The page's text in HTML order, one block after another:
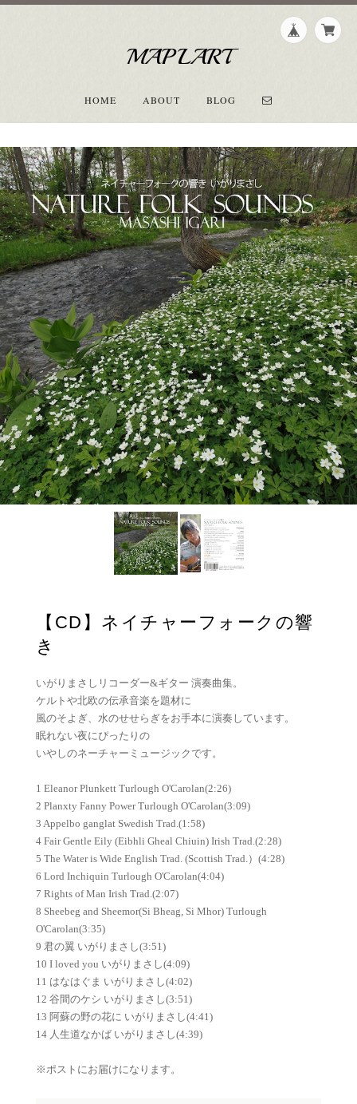
MAPLART
HOME ABOUT BLOG
【CD】ネイチャーフォークの響
き
いがりまさしリコーダー&ギター 演奏曲集。
ケルトや北欧の伝承音楽を題材に
風のそよぎ、水のせせらぎをお手本に演奏しています。
眠れない夜にぴったりの
いやしのネーチャーミュージックです。
1 Eleanor Plunkett Turlough O'Carolan(2:26)
2 Planxty Fanny Power Turlough O'Carolan(3:09)
3 Appelbo ganglat Swedish Trad.(1:58)
4 Fair Gentle Eily (Eibhli Gheal Chiuin) Irish Trad.(2:28)
5 The Water is Wide English Trad. (Scottish Trad.）(4:28)
6 Lord Inchiquin Turlough O'Carolan(4:04)
7 Rights of Man Irish Trad.(2:07)
8 Sheebeg and Sheemor(Si Bheag, Si Mhor) Turlough
O'Carolan(3:35)
9 君の翼 いがりまさし(3:51)
10 I loved you いがりまさし(4:09)
11 はなはぐま いがりまさし(4:02)
12 谷間のケシ いがりまさし(3:51)
13 阿蘇の野の花に いがりまさし(4:41)
14 人生道なかば いがりまさし(4:39)
※ポストにお届けになります。